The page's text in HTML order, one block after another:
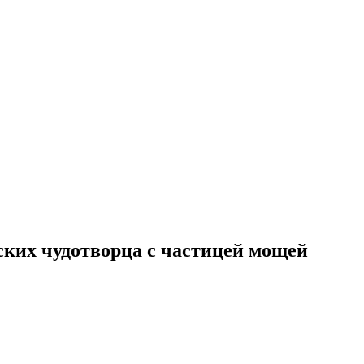
чудотворца с частицей мощей